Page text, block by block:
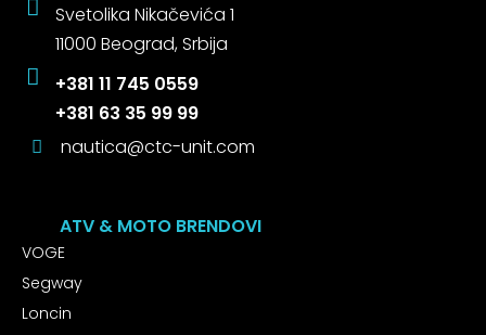
Svetolika Nikačevića 1
11000 Beograd, Srbija
+381 11 745 0559
+381 63 35 99 99
nautica@ctc-unit.com
ATV & MOTO BRENDOVI
VOGE
Segway
Loncin